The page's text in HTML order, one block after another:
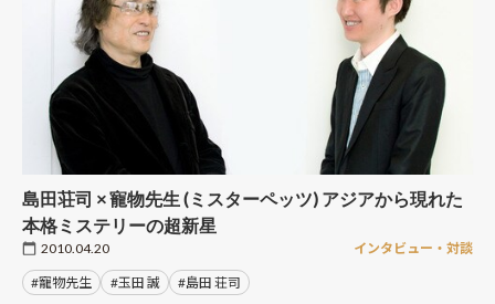
島田荘司 × 寵物先生 (ミスターペッツ) アジアから現れた
本格ミステリーの超新星
2010.04.20 インタビュー・対談
#寵物先生 #玉田 誠 #島田 荘司